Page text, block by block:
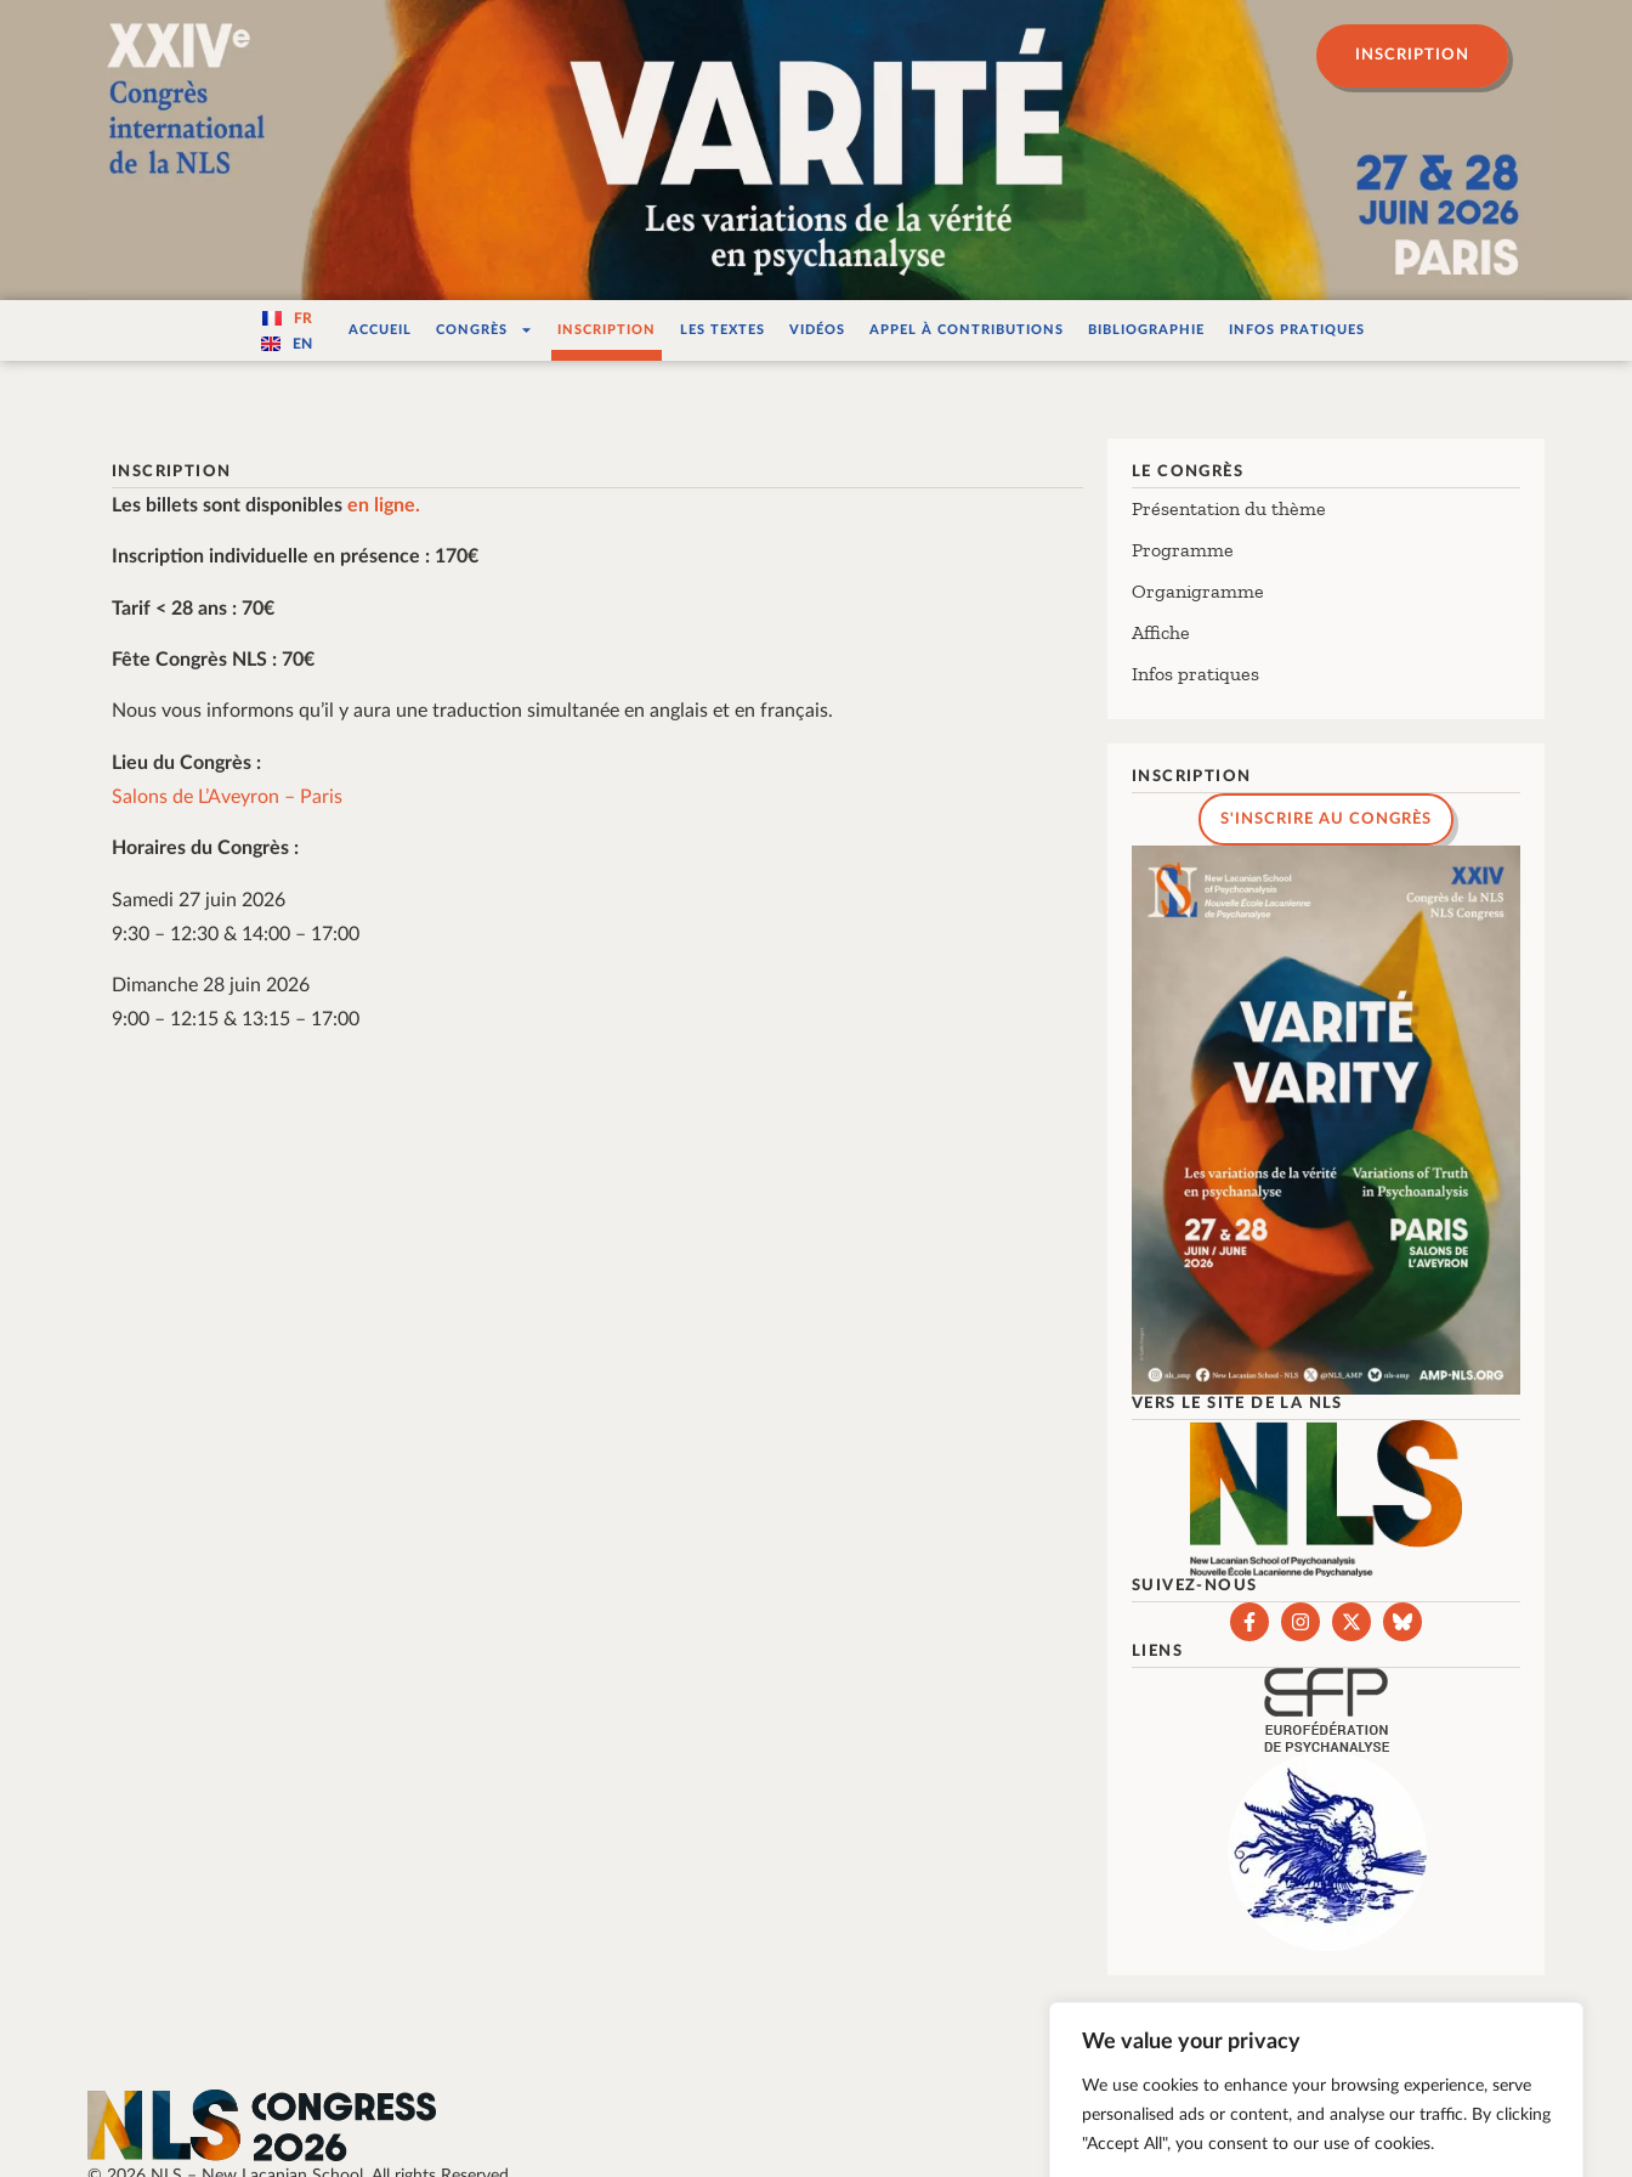
We value your privacy
We use cookies to enhance your browsing experience, serve
personalised ads or content, and analyse our traffic. By clicking
"Accept All", you consent to our use of cookies.
Varité — Les variations de la vérité en psychanalyse
INSCRIPTION
FR
EN
ACCUEIL CONGRÈS INSCRIPTION LES TEXTES VIDÉOS APPEL À CONTRIBUTIONS BIBLIOGRAPHIE INFOS PRATIQUES
INSCRIPTION
Les billets sont disponibles en ligne.
Inscription individuelle en présence : 170€
Tarif < 28 ans : 70€
Fête Congrès NLS : 70€
Nous vous informons qu’il y aura une traduction simultanée en anglais et en français.
Lieu du Congrès :
Salons de L’Aveyron – Paris
Horaires du Congrès :
Samedi 27 juin 2026
9:30 – 12:30 & 14:00 – 17:00
Dimanche 28 juin 2026
9:00 – 12:15 & 13:15 – 17:00
LE CONGRÈS
Présentation du thème
Programme
Organigramme
Affiche
Infos pratiques
INSCRIPTION
S'INSCRIRE AU CONGRÈS
VERS LE SITE DE LA NLS
SUIVEZ-NOUS
LIENS